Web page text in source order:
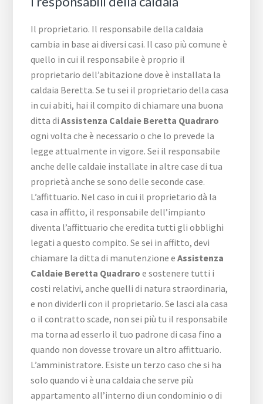
Il proprietario. Il responsabile della caldaia
cambia in base ai diversi casi. Il caso più comune è
quello in cui il responsabile è proprio il
proprietario dell’abitazione dove è installata la
caldaia Beretta. Se tu sei il proprietario della casa
in cui abiti, hai il compito di chiamare una buona
ditta diAssistenza Caldaie Beretta Quadraro
ogni volta che è necessario o che lo prevede la
legge attualmente in vigore. Sei il responsabile
anche delle caldaie installate in altre case di tua
proprietà anche se sono delle seconde case.
L’affittuario. Nel caso in cui il proprietario dà la
casa in affitto, il responsabile dell’impianto
diventa l’affittuario che eredita tutti gli obblighi
legati a questo compito. Se sei in affitto, devi
chiamare la ditta di manutenzione eAssistenza
Caldaie Beretta Quadraro e sostenere tutti i
costi relativi, anche quelli di natura straordinaria,
e non dividerli con il proprietario. Se lasci ala casa
o il contratto scade, non sei più tu il responsabile
ma torna ad esserlo il tuo padrone di casa fino a
quando non dovesse trovare un altro affittuario.
L’amministratore. Esiste un terzo caso che si ha
solo quando vi è una caldaia che serve più
appartamento all’interno di un condominio o di